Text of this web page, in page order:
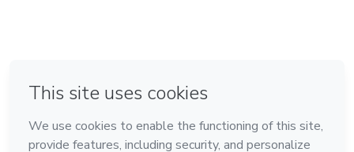
Hecho con❤ en Belo Horizonte